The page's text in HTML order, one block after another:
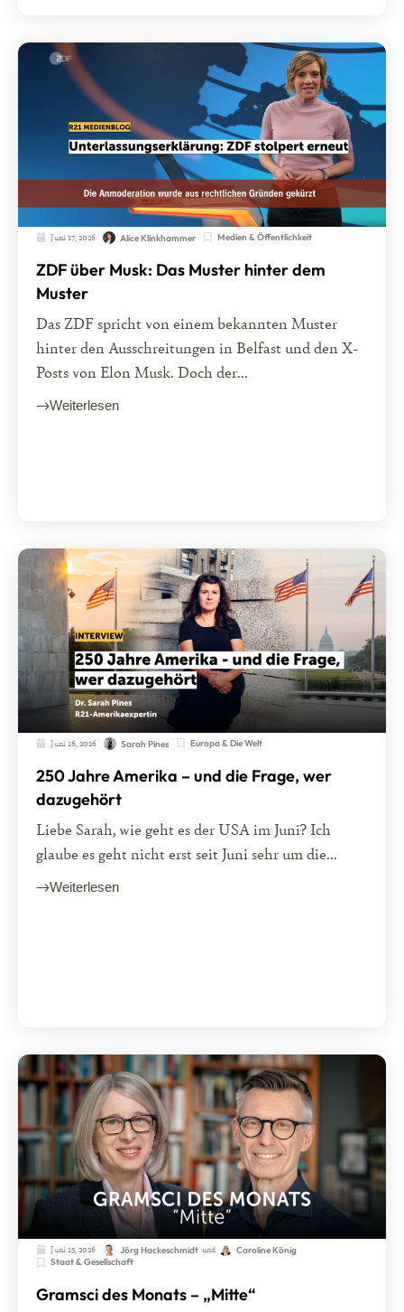
Juni 17, 2026 Alice Klinkhammer Medien & Öffentlichkeit
ZDF über Musk: Das Muster hinter dem
Muster
Das ZDF spricht von einem bekannten Muster
hinter den Ausschreitungen in Belfast und den X-
Posts von Elon Musk. Doch der...
Weiterlesen
Juni 16, 2026 Sarah Pines Europa & Die Welt
250 Jahre Amerika – und die Frage, wer
dazugehört
Liebe Sarah, wie geht es der USA im Juni? Ich
glaube es geht nicht erst seit Juni sehr um die...
Weiterlesen
Juni 15, 2026 Jörg Hackeschmidt und
Caroline König
Staat & Gesellschaft
Gramsci des Monats – „Mitte“